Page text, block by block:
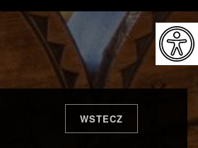
FRANÇAIS
ITALIANO
WSTECZ